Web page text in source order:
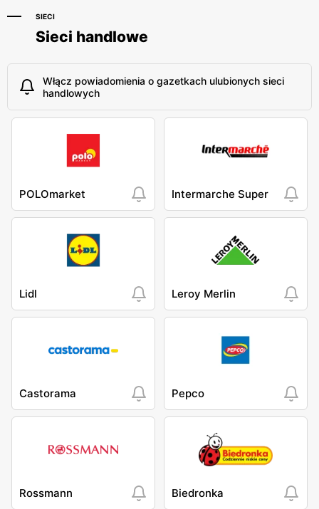
SIECI
Sieci handlowe
Włącz powiadomienia o gazetkach ulubionych sieci
handlowych
POLOmarket Intermarche Super
Lidl Leroy Merlin
Castorama Pepco
Rossmann Biedronka